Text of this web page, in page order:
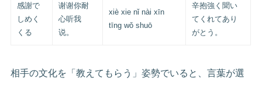
感謝で
しめく
くる
谢谢你耐
心听我
说。
xiè xie nǐ nài xīn
tīng wǒ shuō
辛抱強く聞い
てくれてあり
がとう。
相手の文化を「教えてもらう」姿勢でいると、言葉が選